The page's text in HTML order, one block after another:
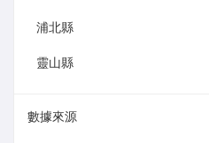
浦北縣
靈山縣
數據來源